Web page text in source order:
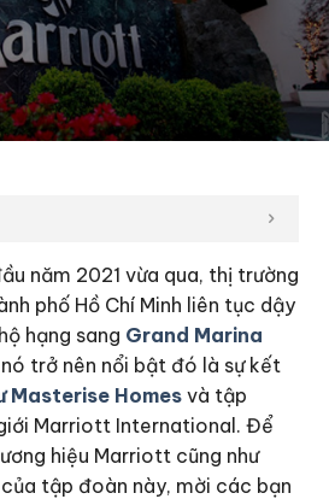
năm 2021 vừa qua, thị trường
phố Hồ Chí Minh liên tục dậy
hạng sang Grand Marina
trở nên nổi bật đó là sự kết
Masterise Homes và tập
Marriott International. Để
hiệu Marriott cũng như
tập đoàn này, mời các bạn